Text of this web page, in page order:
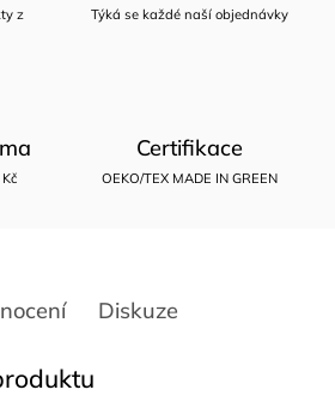
z
Týká se každé naší objednávky
Certifikace
OEKO/TEX MADE IN GREEN
Diskuze